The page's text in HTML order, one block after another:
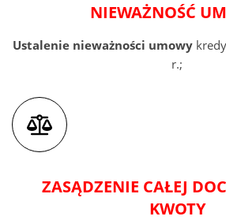
NIEWAŻNOŚĆ
Ustalenie nieważności umowy
r.;
ZASĄDZENIE CAŁEJ
KWOTY